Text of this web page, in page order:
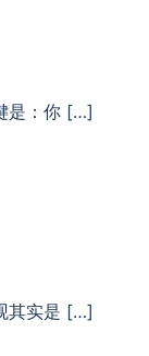
是：你 […]
其实是 […]